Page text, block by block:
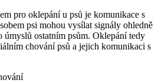
pro oklepání u psů je komunikace s
psi mohou vysílat signály ohledně
úmyslů ostatním psům. Oklepání tedy
chování psů a jejich komunikaci s